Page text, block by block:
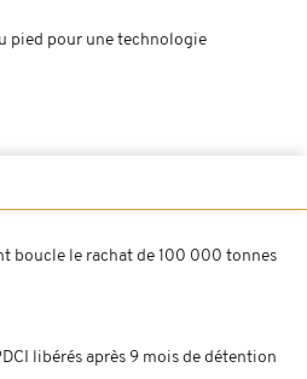
pied pour une technologie
boucle le rachat de 100 000 tonnes
libérés après 9 mois de détention